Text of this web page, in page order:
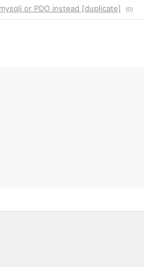
or PDO instead [duplicate]
(0)